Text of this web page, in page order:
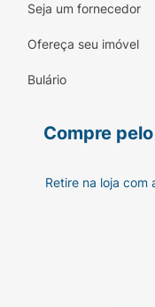
Seja um fornecedor
Ofereça seu imóvel
Bulário
Compre
Retire na loja com